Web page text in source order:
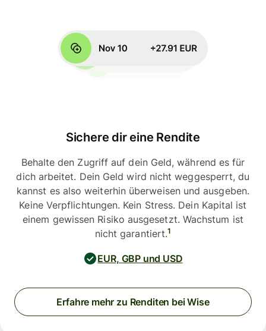
Sichere dir eine Rendite
Behalte den Zugriff auf dein Geld, während es für
dich arbeitet. Dein Geld wird nicht weggesperrt, du
kannst es also weiterhin überweisen und ausgeben.
Keine Verpflichtungen. Kein Stress. Dein Kapital ist
einem gewissen Risiko ausgesetzt. Wachstum ist
nicht garantiert.1
EUR, GBP und USD
Erfahre mehr zu Renditen bei Wise